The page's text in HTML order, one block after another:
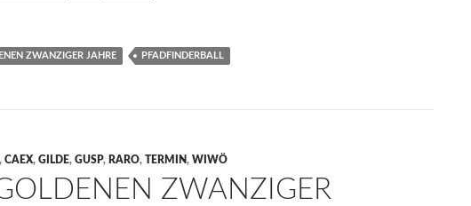
ZWANZIGER JAHRE PFADFINDERBALL
, CAEX, GILDE, GUSP, RARO, TERMIN, WIWÖ
ZWANZIGER